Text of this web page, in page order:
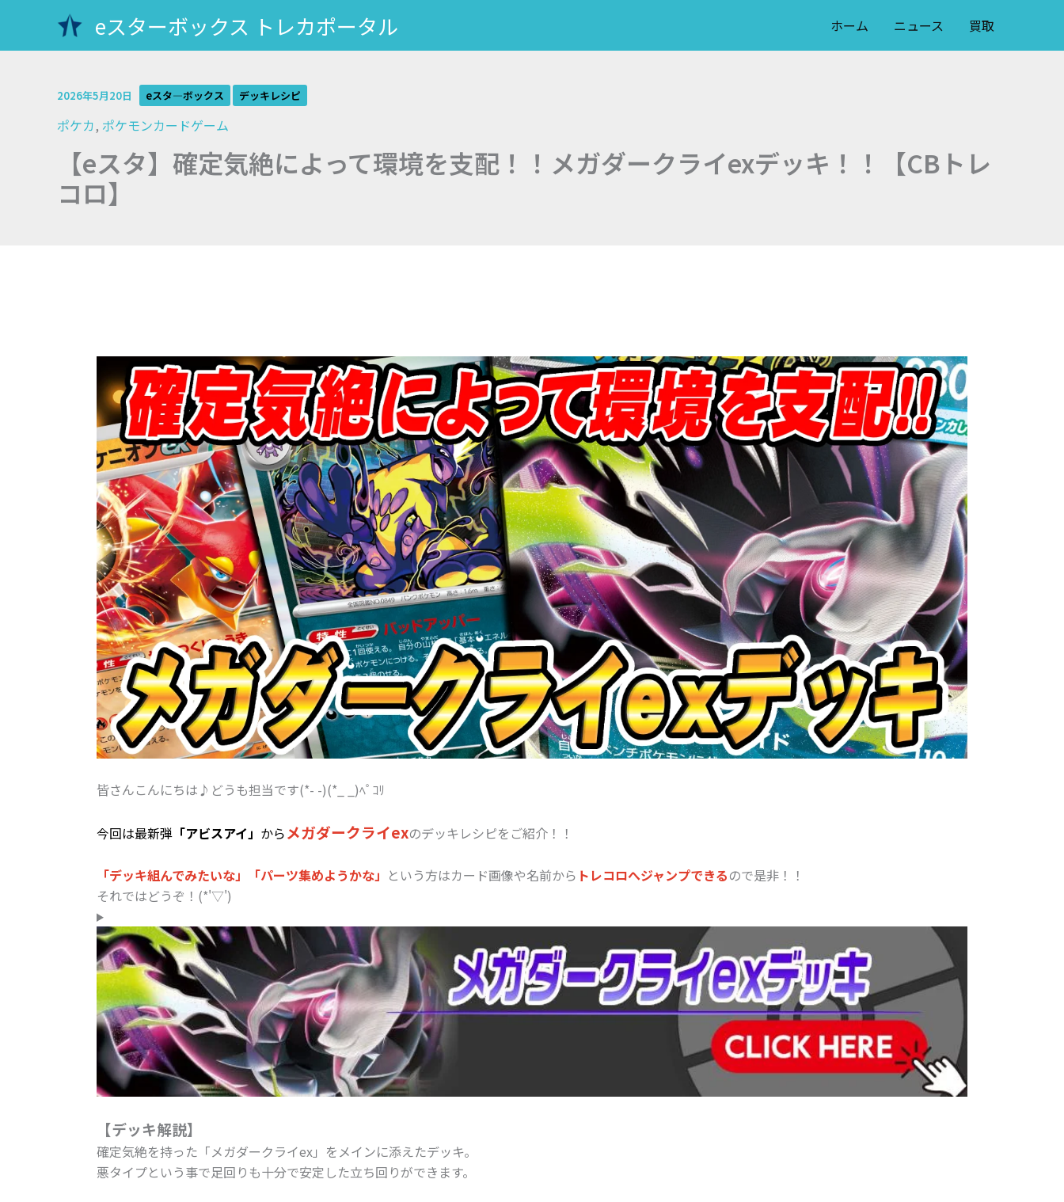
を
eスターボックス トレカポータル ホーム ニュース 買取
2026年5月20日 eスタ―ボックス デッキレシピ
ポケカ, ポケモンカードゲーム
【eスタ】確定気絶によって環境を支配！！メガダークライexデッキ！！【CBトレ
コロ】
皆さんこんにちは♪どうも担当です(*- -)(*_ _)ﾍﾟｺﾘ
今回は最新弾 「アビスアイ」 からメガダークライexのデッキレシピをご紹介！！
「デッキ組んでみたいな」 「パーツ集めようかな」 という方はカード画像や名前から トレコロへジャンプできるので是非！！
それではどうぞ！(*'▽')
【デッキ解説】
確定気絶を持った「メガダークライex」をメインに添えたデッキ。
悪タイプという事で足回りも十分で安定した立ち回りができます。